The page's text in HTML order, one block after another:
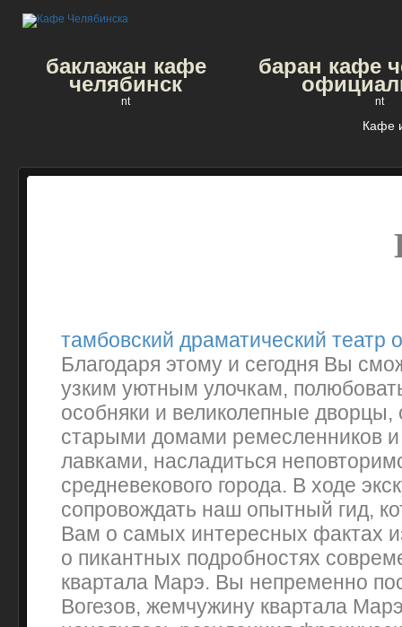
баклажан кафе
челябинск
nt
баран кафе
nt
Кафе
тамбовский драматический театр
Благодаря этому и сегодня Вы
узким уютным улочкам,
особняки и великолепные
старыми домами ремесленников
лавками, насладиться
средневекового города. В ходе
сопровождать наш опытный гид,
Вам о самых интересных фактах
о пикантных подробностях
квартала Марэ. Вы непременно
Вогезов, жемчужину квартала